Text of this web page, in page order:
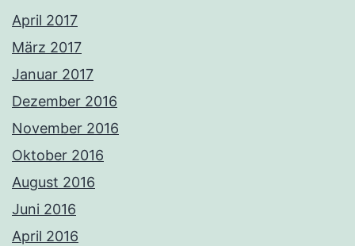
April 2017
März 2017
Januar 2017
Dezember 2016
November 2016
Oktober 2016
August 2016
Juni 2016
April 2016